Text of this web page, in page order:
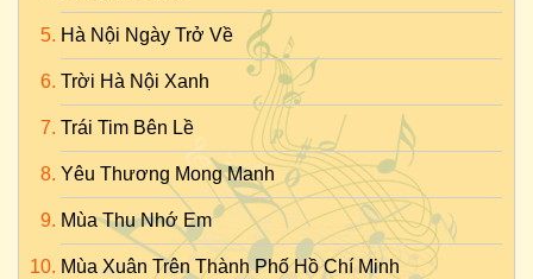
Hà Nội Ngày Trở Về
Trời Hà Nội Xanh
Trái Tim Bên Lề
Yêu Thương Mong Manh
Mùa Thu Nhớ Em
Mùa Xuân Trên Thành Phố Hồ Chí Minh